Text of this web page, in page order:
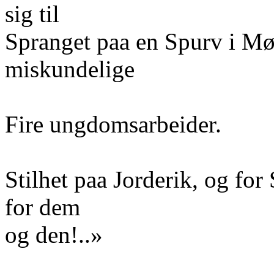
sig til
Spranget paa en Spurv i
miskundelige
Fire ungdomsarbeider.
Stilhet paa Jorderik, og for
for dem
og den!..»